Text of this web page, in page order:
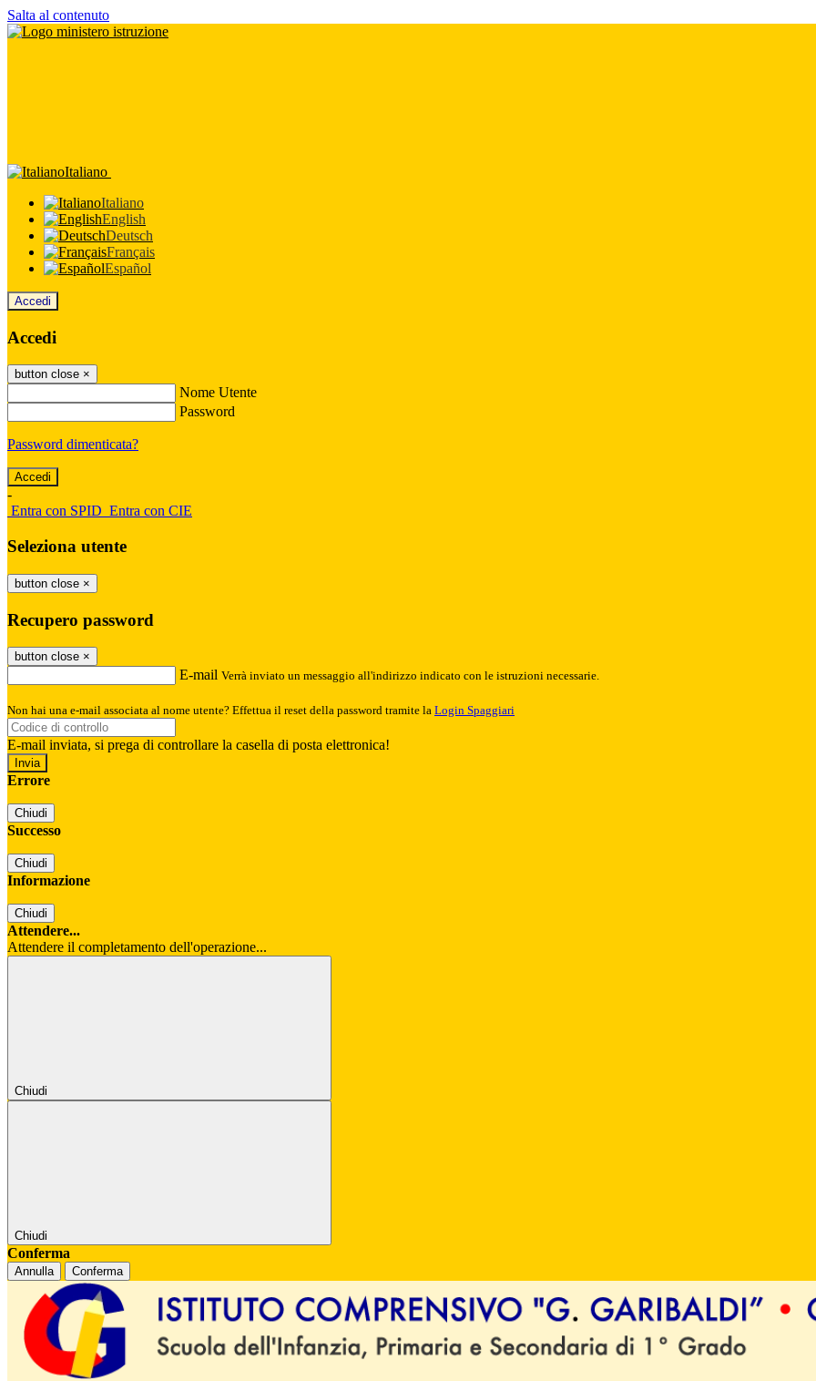
Salta al contenuto
Italiano
Italiano
English
Deutsch
Français
Español
Accedi
Accedi
button close ×
Nome Utente
Password
Password dimenticata?
-
Entra con SPID Entra con CIE
Seleziona utente
button close ×
Recupero password
button close ×
E-mail Verrà inviato un messaggio all'indirizzo indicato con le istruzioni necessarie.
Non hai una e-mail associata al nome utente? Effettua il reset della password tramite la Login Spaggiari
E-mail inviata, si prega di controllare la casella di posta elettronica!
Errore
Chiudi
Successo
Chiudi
Informazione
Chiudi
Attendere...
Attendere il completamento dell'operazione...
Chiudi
Chiudi
Conferma
Annulla Conferma